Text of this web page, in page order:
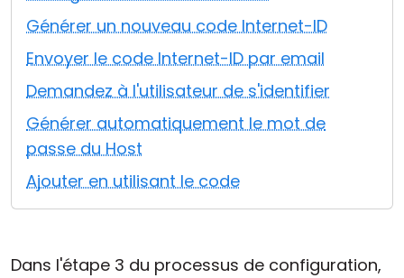
Générer un nouveau code Internet-ID
Envoyer le code Internet-ID par email
Demandez à l'utilisateur de s'identifier
Générer automatiquement le mot de
passe du Host
Ajouter en utilisant le code
Dans l'étape 3 du processus de configuration,
Cloud et sur site